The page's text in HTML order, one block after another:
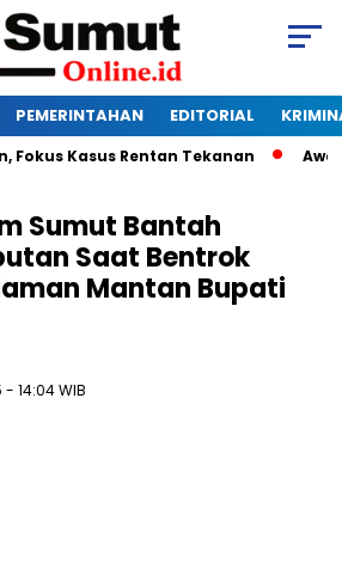
PEMERINTAHAN EDITORIAL
Kasus Rentan Tekanan Awas
Sumut Bantah
Saat Bentrok
Mantan Bupati
- 14:04 WIB